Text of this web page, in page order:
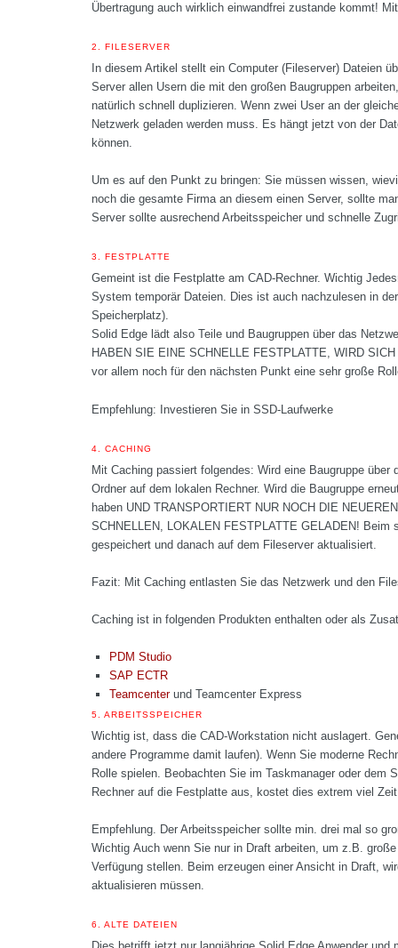
Übertragung auch wirklich einwandfrei zustande kommt!
2.FILESERVER
In diesem Artikel stellt ein Computer (Fileserver) Dateien
Server allen Usern die mit den großen Baugruppen
natürlich schnell duplizieren. Wenn zwei User an der
Netzwerk geladen werden muss. Es hängt jetzt von der
können.
Um es auf den Punkt zu bringen: Sie müssen wissen,
noch die gesamte Firma an diesem einen Server, sollte
Server sollte ausrechend Arbeitsspeicher und schnelle
3. FESTPLATTE
Gemeint ist die Festplatte am CAD-Rechner.Wichtig
System temporär Dateien. Dies ist auch nachzulesen in
Speicherplatz).
Solid Edge lädt also Teile und Baugruppen über das
HABEN SIE EINE SCHNELLE FESTPLATTE, WIRD
vor allem noch für den nächsten Punkt eine sehr große
Empfehlung: Investieren Sie in SSD-Laufwerke
4.CACHING
Mit Caching passiert folgendes: Wird eine Baugruppe
Ordner auf dem lokalen Rechner. Wird die Baugruppe
haben UND TRANSPORTIERT NUR NOCH DIE
SCHNELLEN, LOKALEN FESTPLATTE GELADEN!
gespeichert und danach auf dem Fileserver aktualisiert.
Fazit: Mit Caching entlasten Sie das Netzwerk und den
Caching ist in folgenden Produkten enthalten oder als
PDM Studio
SAP ECTR
Teamcenterund Teamcenter Express
5.ARBEITSSPEICHER
Wichtig ist, dass die CAD-Workstation nicht auslagert.
andere Programme damit laufen). Wenn Sie moderne
Rolle spielen. Beobachten Sie im Taskmanager oder dem
Rechner auf die Festplatte aus, kostet dies extrem viel
Empfehlung. Der Arbeitsspeicher sollte min. drei mal so
Wichtig Auch wenn Sie nur in Draft arbeiten, um z.B.
Verfügung stellen. Beim erzeugen einer Ansicht in Draft,
aktualisieren müssen.
6.ALTE DATEIEN